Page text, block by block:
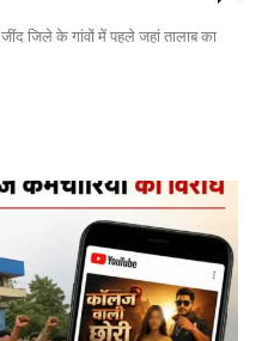
जिले के गांवों में पहले जहां तालाब का